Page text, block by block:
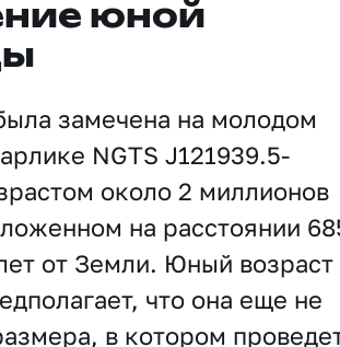
юной
замечена на молодом
NGTS J121939.5-
около 2 миллионов
на расстоянии
от Земли. Юный возраст
что она еще не
в котором